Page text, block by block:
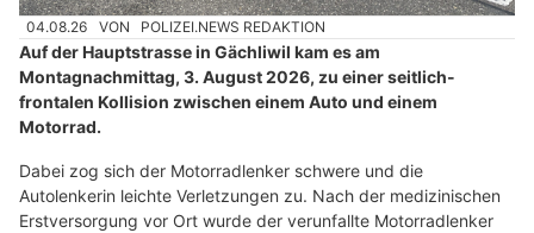
04.08.26 VON POLIZEI.NEWS REDAKTION
Auf der Hauptstrasse in Gächliwil kam es am
Montagnachmittag, 3. August 2026, zu einer seitlich-
frontalen Kollision zwischen einem Auto und einem
Motorrad.
Dabei zog sich der Motorradlenker schwere und die
Autolenkerin leichte Verletzungen zu. Nach der medizinischen
Erstversorgung vor Ort wurde der verunfallte Motorradlenker